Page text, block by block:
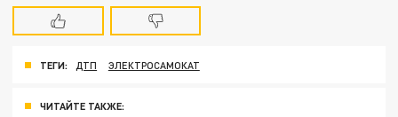
ТЕГИ: ДТП ЭЛЕКТРОСАМОКАТ
ЧИТАЙТЕ ТАКЖЕ: